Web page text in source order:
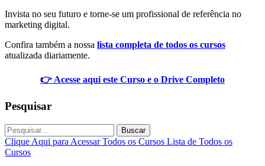
Invista no seu futuro e torne-se um profissional de referência no
marketing digital.
Confira também a nossa lista completa de todos os cursos
atualizada diariamente.
👉 Acesse aqui este Curso e o Drive Completo
Pesquisar
Buscar
Clique Aqui para Acessar Todos os Cursos Lista de Todos os
Cursos